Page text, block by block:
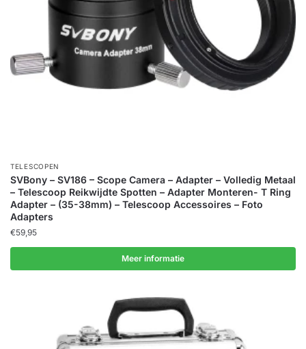
TELESCOPEN
SVBony – SV186 – Scope Camera – Adapter – Volledig Metaal
– Telescoop Reikwijdte Spotten – Adapter Monteren- T Ring
Adapter – (35-38mm) – Telescoop Accessoires – Foto
Adapters
€59,95
Meer informatie